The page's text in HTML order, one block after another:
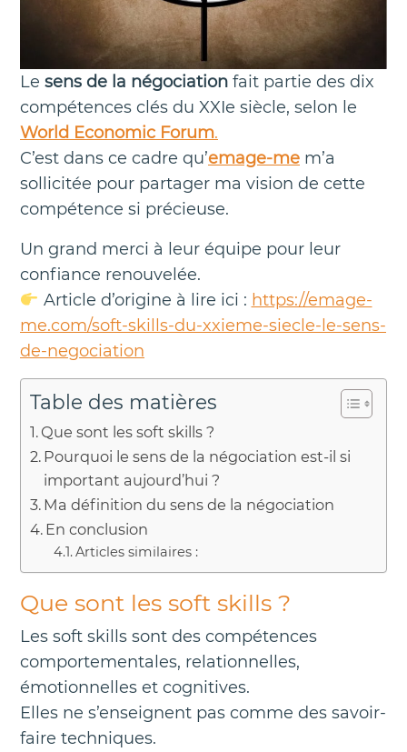
Le sens de la négociation fait partie des dix
compétences clés du XXIe siècle, selon le
World Economic Forum.
C’est dans ce cadre qu’emage-me m’a
sollicitée pour partager ma vision de cette
compétence si précieuse.
Un grand merci à leur équipe pour leur
confiance renouvelée.
Article d’origine à lire ici : https://emage-
me.com/soft-skills-du-xxieme-siecle-le-sens-
de-negociation
Table des matières
Que sont les soft skills ?
Pourquoi le sens de la négociation est-il si
important aujourd’hui ?
Ma définition du sens de la négociation
En conclusion
Articles similaires :
Que sont les soft skills ?
Les soft skills sont des compétences
comportementales, relationnelles,
émotionnelles et cognitives.
Elles ne s’enseignent pas comme des savoir-
faire techniques.